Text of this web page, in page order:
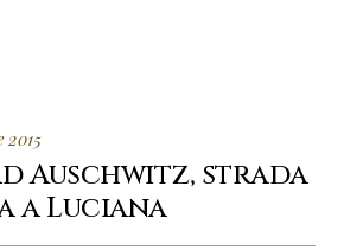
2015
Auschwitz, strada
a Luciana